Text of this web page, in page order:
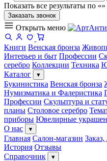
Показать все результаты по «»
Заказать звонок
Открыть меню
Книги Венская бронза
Интерьер и быт Профессии
серебро Коллекции Техника
Каталог
▾
Букинистика Венская бронза
Нумизматика и Фалеристика
Профессии Скульптура и
планы Столовое серебро
приборы Ювелирные
О нас
▾
Главная Салон-магазин Заказ,
История Отзывы
Справочник
▾